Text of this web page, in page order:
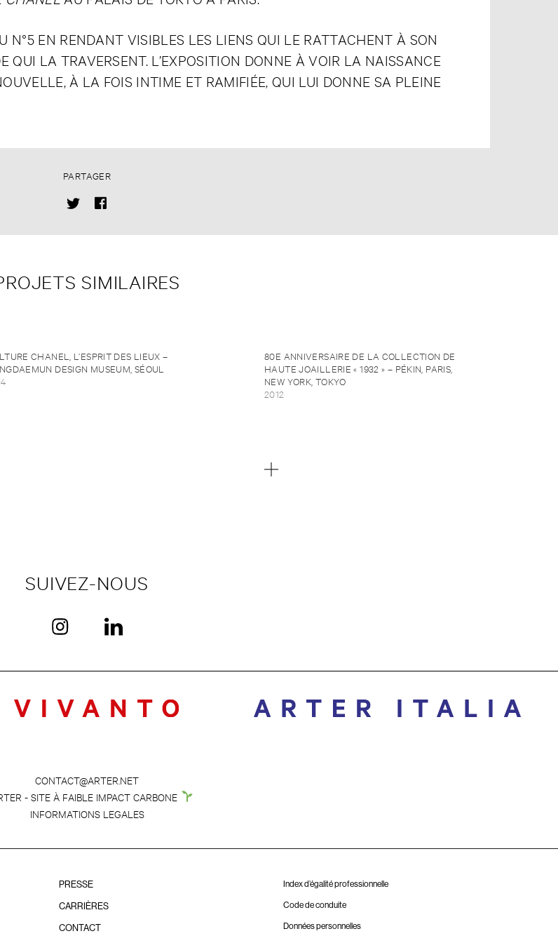
N°5 EN RENDANT VISIBLES LES LIENS QUI LE RATTACHENT À SON
QUI LA TRAVERSENT. L’EXPOSITION DONNE À VOIR LA NAISSANCE
À LA FOIS INTIME ET RAMIFIÉE, QUI LUI DONNE SA PLEINE
PARTAGER
SIMILAIRES
CHANEL, L’ESPRIT DES LIEUX –
DESIGN MUSEUM, SÉOUL
80E ANNIVERSAIRE DE LA COLLECTION DE
HAUTE JOAILLERIE « 1932 » – PÉKIN, PARIS,
NEW YORK, TOKYO
2012
SUIVEZ-NOUS
CONTACT@ARTER.NET
- SITE À FAIBLE IMPACT CARBONE
INFORMATIONS LEGALES
PRESSE
CARRIÈRES
CONTACT
Index d’égalité professionnelle
Code de conduite
Données personnelles